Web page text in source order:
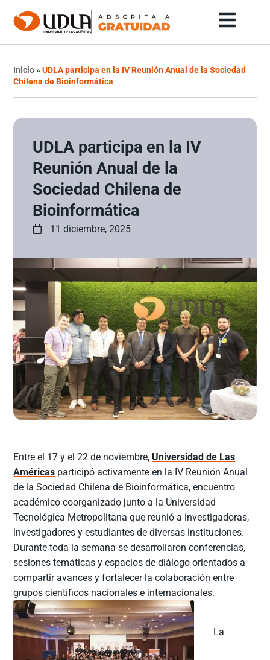
Inicio»UDLA participa en la IV Reunión Anual de la Sociedad
Chilena de Bioinformática
UDLA participa en la IV
Reunión Anual de la
Sociedad Chilena de
Bioinformática
11 diciembre, 2025
Entre el 17 y el 22 de noviembre, Universidad de Las
Américas participó activamente en la IV Reunión Anual
de la Sociedad Chilena de Bioinformática, encuentro
académico coorganizado junto a la Universidad
Tecnológica Metropolitana que reunió a investigadoras,
investigadores y estudiantes de diversas instituciones.
Durante toda la semana se desarrollaron conferencias,
sesiones temáticas y espacios de diálogo orientados a
compartir avances y fortalecer la colaboración entre
grupos científicos nacionales e internacionales.
La